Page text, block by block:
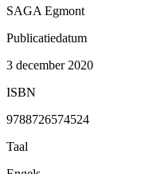
SAGA Egmont
Publicatiedatum
3 december 2020
ISBN
9788726574524
Taal